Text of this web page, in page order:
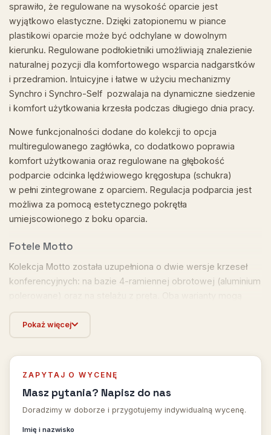
sprawiło, że regulowane na wysokość oparcie jest
wyjątkowo elastyczne. Dzięki zatopionemu w piance
plastikowi oparcie może być odchylane w dowolnym
kierunku. Regulowane podłokietniki umożliwiają znalezienie
naturalnej pozycji dla komfortowego wsparcia nadgarstków
i przedramion. Intuicyjne i łatwe w użyciu mechanizmy
Synchro i Synchro-Self pozwalaja na dynamiczne siedzenie
i komfort użytkowania krzesła podczas długiego dnia pracy.
Nowe funkcjonalności dodane do kolekcji to opcja
multiregulowanego zagłówka, co dodatkowo poprawia
komfort użytkowania oraz regulowane na głębokość
podparcie odcinka lędźwiowego kręgosłupa (schukra)
w pełni zintegrowane z oparciem. Regulacja podparcia jest
możliwa za pomocą estetycznego pokrętła
umiejscowionego z boku oparcia.
Fotele Motto
Kolekcja Motto została uzupełniona o dwie wersje krzeseł
konferencyjnych: na bazie 4-ramiennej obrotowej (aluminium
wyjątkowo elastyczne.
Pokaż więcej
ZAPYTAJ O WYCENĘ
Masz pytania? Napisz do nas
Doradzimy w doborze i przygotujemy indywidualną wycenę.
Imię i nazwisko